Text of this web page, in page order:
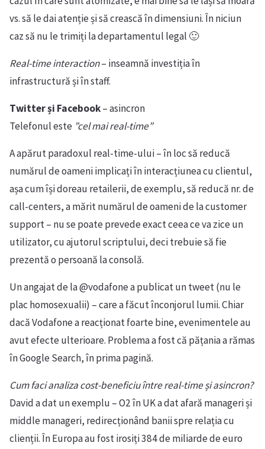
vs. să le dai atenție și să crească în dimensiuni. În niciun
caz să nu le trimiți la departamentul legal 🙂
Real-time interaction– inseamnă investiția în
infrastructură și în staff.
Twitter și Facebook– asincron
Telefonul este ”cel mai real-time”
A apărut paradoxul real-time-ului – în loc să reducă
numărul de oameni implicați în interacțiunea cu clientul,
așa cum își doreau retailerii, de exemplu, să reducă nr. de
call-centers, a mărit numărul de oameni de la customer
support – nu se poate prevede exact ceea ce va zice un
utilizator, cu ajutorul scriptului, deci trebuie să fie
prezentă o persoană la consolă.
Un angajat de la @vodafone a publicat un tweet (nu le
plac homosexualii) – care a făcut înconjorul lumii. Chiar
dacă Vodafone a reacționat foarte bine, evenimentele au
avut efecte ulterioare. Problema a fost că pățania a rămas
în Google Search, în prima pagină.
Cum faci analiza cost-beneficiu între real-time și asincron?
David a dat un exemplu – O2 în UK a dat afară manageri și
middle manageri, redirecționând banii spre relația cu
clienții. În Europa au fost irosiți 384 de miliarde de euro